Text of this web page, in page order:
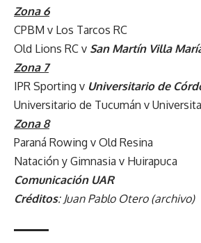
Zona 6
CPBM v Los Tarcos RC
Old Lions RC v San Martín Villa
Zona 7
IPR Sporting v Universitario de
Universitario de Tucumán v
Zona 8
Paraná Rowing v Old Resina
Natación y Gimnasia v Huirapuca
Comunicación UAR
Créditos: Juan Pablo Otero (archivo)